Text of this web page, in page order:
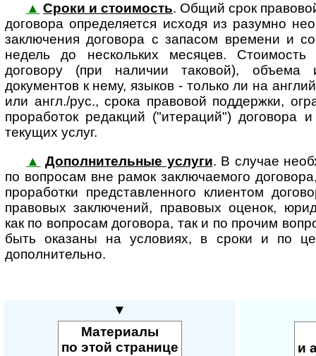
▲ Сроки и стоимость. Общий срок
договора определяется исходя из разумно
заключения договора с запасом времени и
недель до нескольких месяцев.
договору (при наличии таковой), объема
документов к нему, языков - только ли на
или англ./рус., срока правовой поддержки,
проработок редакций ("итераций") договора
текущих услуг.
▲ Дополнительные услуги. В случае
по вопросам вне рамок заклю­ча­е­мого
проработки представленного клиентом
правовых заключений, правовых оценок,
как по вопросам договора, так и по прочим
быть оказаны на условиях, в сроки и по
дополнительно.
▼
Материалы
по этой странице
и